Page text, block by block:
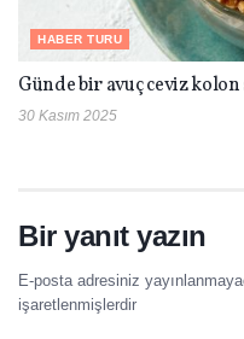
HABER TURU
Günde bir avuç ceviz kolon
30 Kasım 2025
Bir yanıt yazın
E-posta adresiniz
işaretlenmişlerdir